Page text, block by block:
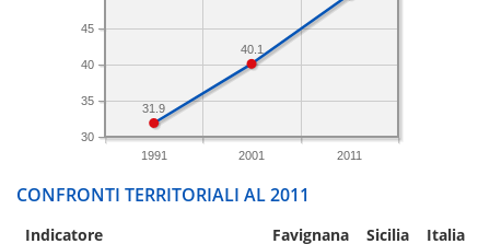
1991 2001 2011
30
35
40
45
40.1
31.9
CONFRONTI TERRITORIALI AL 2011
Indicatore Favignana Sicilia Italia